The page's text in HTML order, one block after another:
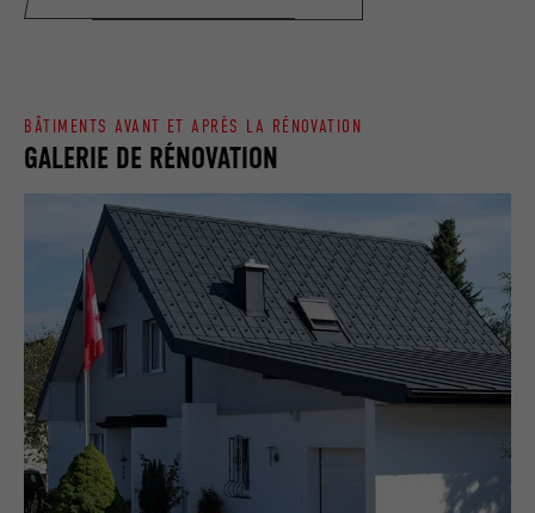
GALERIE DE RÉNOVATION
BÂTIMENTS AVANT ET APRÈS LA RÉNOVATION
EXPIRATION Session
nous » intégrée.
FOURNISSEUR LinkedIn
EXPIRATION 2 ans
Utilisé par le service de réseau social
LinkedIn pour suivre l'utilisation de
services intégrés.
NOM bscookie